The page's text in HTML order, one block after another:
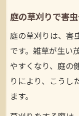
草刈り
活用例
費用節約で
草刈り
技
庭の草刈りで害
庭の草刈りは、害
です。雑草が生い
やすくなり、庭の
りにより、こうし
ます。